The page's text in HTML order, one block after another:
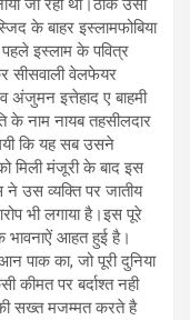
जा रहा था।ठीक उसी
के बाहर इस्लामफोबिया
पहले इस्लाम के पवित्र
सीसवाली वेलफेयर
इत्तेहाद ए बाहमी
के नाम नायब तहसीलदार
कि यह सब उसने
मिली मंजूरी के बाद इस
उस व्यक्ति पर जातीय
भी लगाया है।इस पूरे
भावनाऐं आहत हुई है।
पाक का, जो पूरी दुनिया
कीमत पर बर्दाश्त नही
सख्त मजम्मत करते है